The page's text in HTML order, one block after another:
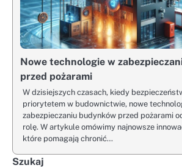
Nowe technologie w
przed pożarami
W dzisiejszych czasach, kiedy
priorytetem w budownictwie, nowe
zabezpieczaniu budynków przed pożarami
rolę. W artykule omówimy najnowsze
które pomagają chronić…
Szukaj